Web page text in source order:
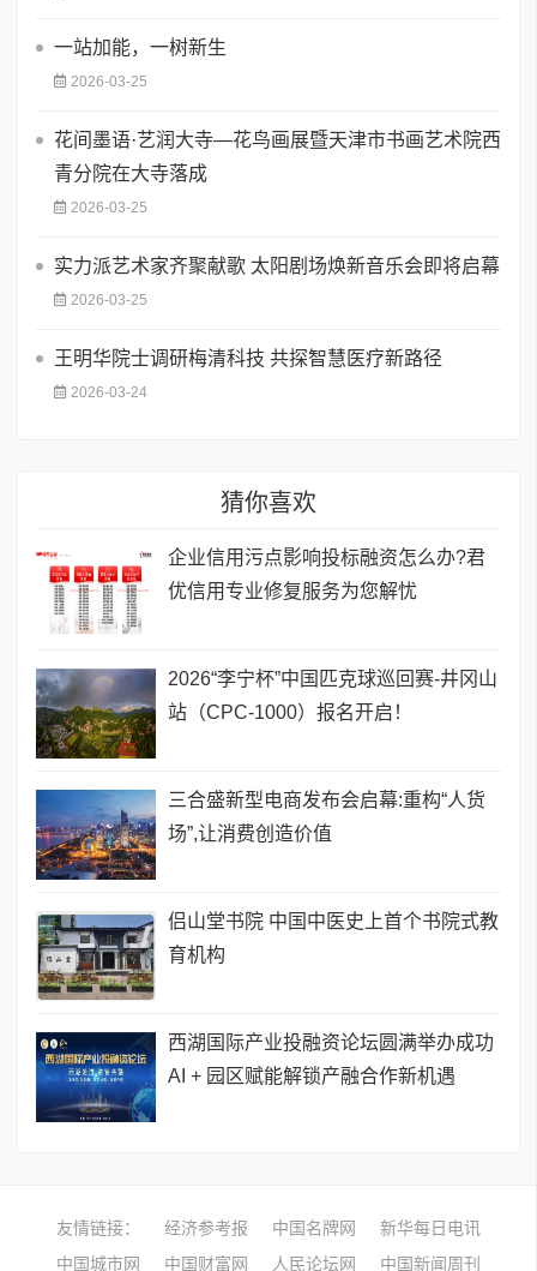
一站加能，一树新生
2026-03-25
花间墨语·艺润大寺—花鸟画展暨天津市书画艺术院西
青分院在大寺落成
2026-03-25
实力派艺术家齐聚献歌 太阳剧场焕新音乐会即将启幕
2026-03-25
王明华院士调研梅清科技 共探智慧医疗新路径
2026-03-24
猜你喜欢
企业信用污点影响投标融资怎么办?君
优信用专业修复服务为您解忧
2026“李宁杯”中国匹克球巡回赛-井冈山
站（CPC-1000）报名开启！
三合盛新型电商发布会启幕:重构“人货
场”,让消费创造价值
侣山堂书院 中国中医史上首个书院式教
育机构
西湖国际产业投融资论坛圆满举办成功
AI + 园区赋能解锁产融合作新机遇
友情链接： 经济参考报 中国名牌网
新华每日电讯
中国城市网
中国财富网 人民论坛网 中国新闻周刊